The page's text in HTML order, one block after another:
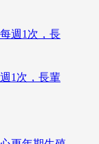
1次，長輩